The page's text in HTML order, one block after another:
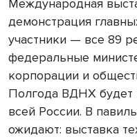
Международная
демонстрация
участники — все 89
федеральные
корпорации и
Полгода ВДНХ будет
всей России. В
ожидают: выставка